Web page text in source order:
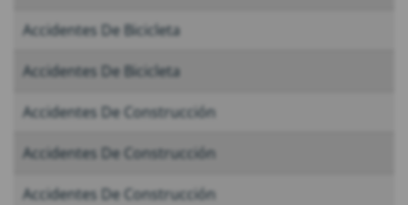
Accidentes De Bicicleta
Accidentes De Bicicleta
Accidentes De Construcción
Accidentes De Construcción
Accidentes De Construcción